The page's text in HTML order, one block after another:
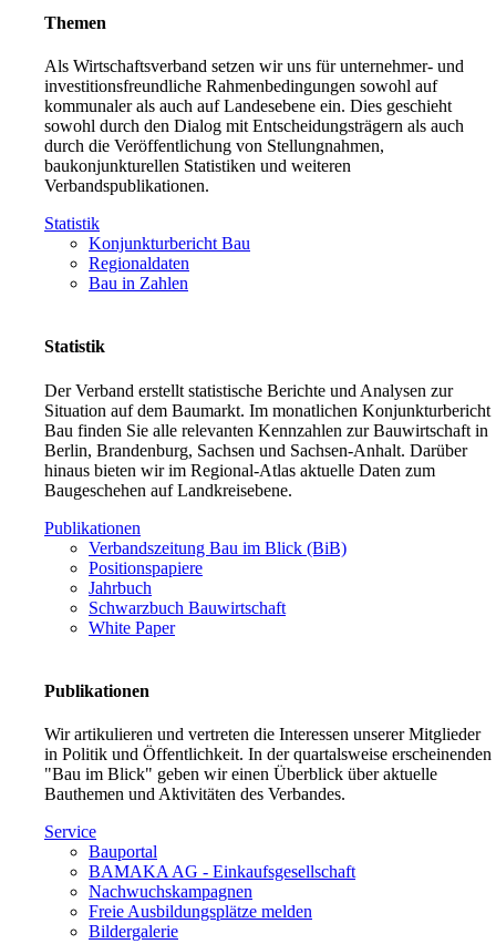
Themen
Als Wirtschaftsverband setzen wir uns für unternehmer- und
investitionsfreundliche Rahmenbedingungen sowohl auf
kommunaler als auch auf Landesebene ein. Dies geschieht
sowohl durch den Dialog mit Entscheidungsträgern als auch
durch die Veröffentlichung von Stellungnahmen,
baukonjunkturellen Statistiken und weiteren
Verbandspublikationen.
Statistik
Konjunkturbericht Bau
Regionaldaten
Bau in Zahlen
Statistik
Der Verband erstellt statistische Berichte und Analysen zur
Situation auf dem Baumarkt. Im monatlichen Konjunkturbericht
Bau finden Sie alle relevanten Kennzahlen zur Bauwirtschaft in
Berlin, Brandenburg, Sachsen und Sachsen-Anhalt. Darüber
hinaus bieten wir im Regional-Atlas aktuelle Daten zum
Baugeschehen auf Landkreisebene.
Publikationen
Verbandszeitung Bau im Blick (BiB)
Positionspapiere
Jahrbuch
Schwarzbuch Bauwirtschaft
White Paper
Publikationen
Wir artikulieren und vertreten die Interessen unserer Mitglieder
in Politik und Öffentlichkeit. In der quartalsweise erscheinenden
"Bau im Blick" geben wir einen Überblick über aktuelle
Bauthemen und Aktivitäten des Verbandes.
Service
Bauportal
BAMAKA AG - Einkaufsgesellschaft
Nachwuchskampagnen
Freie Ausbildungsplätze melden
Bildergalerie